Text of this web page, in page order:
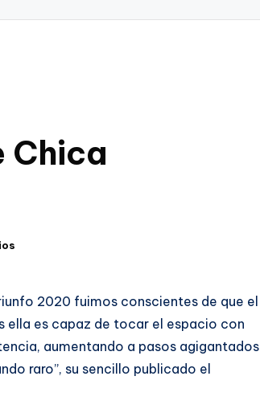
Chica
2020 fuimos conscientes de que el
ella es capaz de tocar el espacio con
aumentando a pasos agigantados
raro”, su sencillo publicado el